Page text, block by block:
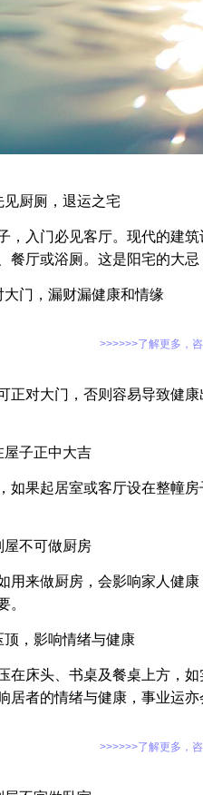
见厨厕，退运之宅
，入门必见客厅。现代的建
餐厅或浴厕。这是阳宅的大
大门，漏财漏健康和情缘
>>>>>>了解更多，
正对大门，否则容易导致健
屋子正中大吉
如果起居室或客厅设在整幢
屋不可做厨房
用来做厨房，会影响家人健
。
顶，影响情绪与健康
在床头、书桌及餐桌上方，
居者的情绪与健康，事业运亦
>>>>>>了解更多，